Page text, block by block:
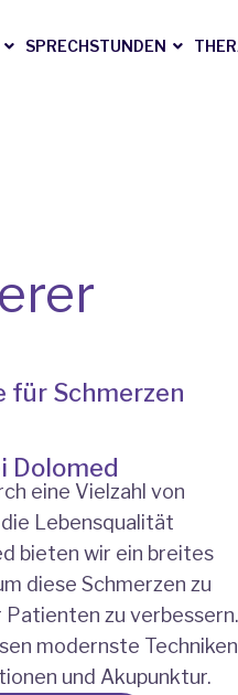
SPRECHSTUNDEN
für Schmerzen
Dolomed
eine Vielzahl von
Lebensqualität
bieten wir ein breites
diese Schmerzen zu
Patienten zu verbessern.
modernste Techniken
und Akupunktur.